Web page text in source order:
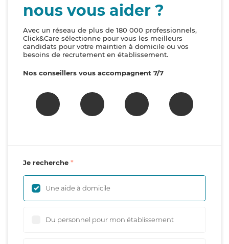
nous vous aider ?
Avec un réseau de plus de 180 000 professionnels,
Click&Care sélectionne pour vous les meilleurs
candidats pour votre maintien à domicile ou vos
besoins de recrutement en établissement.
Nos conseillers vous accompagnent 7/7
Je recherche
Une aide à domicile
Du personnel pour mon établissement